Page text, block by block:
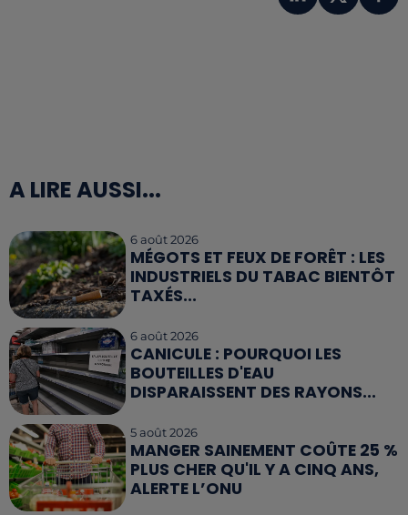
A LIRE AUSSI...
6 août 2026
MÉGOTS ET FEUX DE FORÊT : LES
INDUSTRIELS DU TABAC BIENTÔT
TAXÉS...
6 août 2026
CANICULE : POURQUOI LES
BOUTEILLES D'EAU
DISPARAISSENT DES RAYONS...
5 août 2026
MANGER SAINEMENT COÛTE 25 %
PLUS CHER QU'IL Y A CINQ ANS,
ALERTE L’ONU